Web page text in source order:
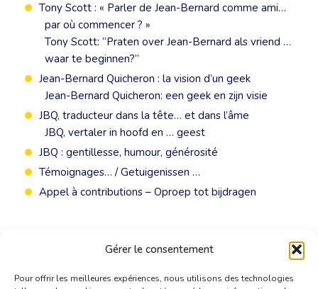
Gérer le consentement
Pour offrir les meilleures expériences, nous utilisons des technologies
Tony Scott : « Parler de Jean-Bernard comme ami…
par où commencer ? »
Tony Scott: “Praten over Jean-Bernard als vriend …
waar te beginnen?”
Jean-Bernard Quicheron : la vision d’un geek
Jean-Bernard Quicheron: een geek en zijn visie
JBQ, traducteur dans la tête… et dans l’âme
JBQ, vertaler in hoofd en … geest
JBQ : gentillesse, humour, générosité
Témoignages… / Getuigenissen …
Appel à contributions – Oproep tot bijdragen